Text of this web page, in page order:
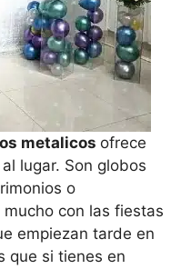
metalicos ofrece
lugar. Son globos
o
con las fiestas
empiezan tarde en
que si tienes en